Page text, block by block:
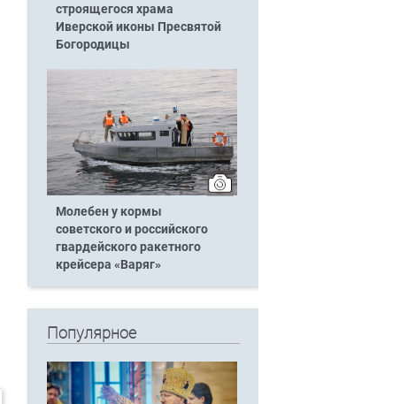
строящегося храма
Иверской иконы Пресвятой
Богородицы
Молебен у кормы
советского и российского
гвардейского ракетного
крейсера «Варяг»
Популярное